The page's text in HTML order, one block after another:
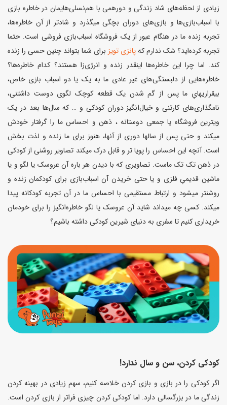
زیادی از لحظه‌های شاد زندگی و دورهمی با هم‌نسلی‌هایمان در خاطره بازی
با اسباب‌بازی‌ها و بازی‌های دوران بچگی میگذرد و شادتر از آن خاطره‌ها،
تجربه زنده ما در هنگام عبور از یک فروشگاه اسباب‌بازی فروشی است. حتما
تجربه کرده‌اید؟ شک ندارم کهپانزی تویز برای شما بتواند چنین حسی را زنده
کند. اما چرا این خاطره‌ها اینقدر زنده و انرژی‌زا هستند؟ کدام خاطره‌ها؟
خاطره‌هایی از دلبستگی‌های غیر عادی ما به یک یا دو اسباب بازی خاص،
بیقراریهایِ ما پس از گم شدن یک قطعه کوچک لگوی دوست داشتنی،
نامگذاری‌های کارتنی و خیال‌انگیز دوران کودکی و … که سال‌ها بعد در یک
ویترین فروشگاه یا جمعی دوستانه ، ذهن و احساس ما را گرفتار خودش
میکند و حتی پس از سالها دوری از آنها، هنوز برای ما زنده و لذت بخش
است. آنچه این احساس را پویا تر و قابل درک میکند تصاویر روشنی از کودکی
در ذهن تک تک ماست. تصاویری که با دیدن هر باره آن عروسک یا لگو و یا
ماشین قدیمیِ فلزی و یا حتی خریدن آن اسباب‌بازی برای کودکمان زنده و
روشنتر میشود و ارتباط مستقیمی با احساس ما در آن تجربه کودکانه پیدا
میکند. کسی چه میداند شاید آن عروسک یا لگو خاطره‌انگیز را برای خودمان
خریداری کنیم تا سفری به دنیای شیرین کودکی داشته باشیم؟
کودکی کردن، سن و سال ندارد!
اگر کودکی را در بازی و بازی کردن خلاصه کنیم، سهم زیادی در بهینه کردن
زندگی ما در بزرگسالی دارد. اما کودکی کردن چیزی فراتر از بازی کردن است.